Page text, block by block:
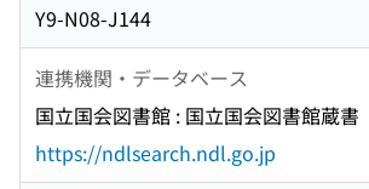
Y9-N08-J144
連携機関・データベース
国立国会図書館 : 国立国会図書館蔵書
https://ndlsearch.ndl.go.jp